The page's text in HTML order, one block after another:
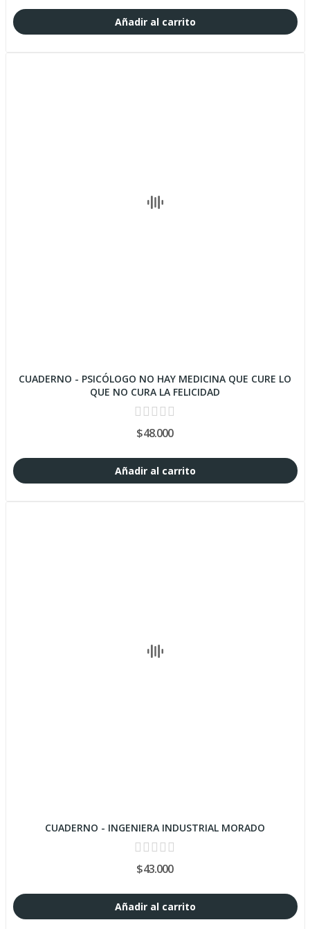
Añadir al carrito
CUADERNO - PSICÓLOGO NO HAY MEDICINA QUE CURE LO
QUE NO CURA LA FELICIDAD
$48.000
Añadir al carrito
CUADERNO - INGENIERA INDUSTRIAL MORADO
$43.000
Añadir al carrito